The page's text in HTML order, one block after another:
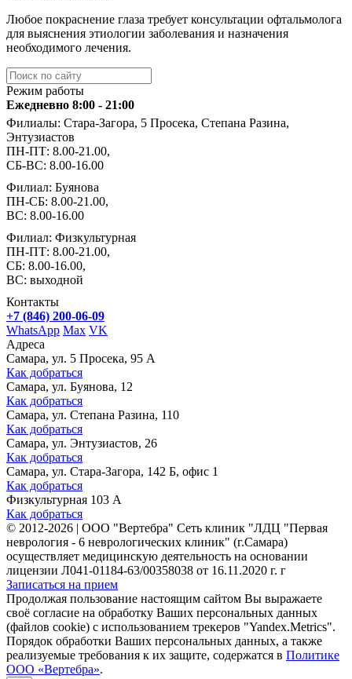
Любое покраснение глаза требует консультации офтальмолога
для выяснения этиологии заболевания и назначения
необходимого лечения.
Режим работы
Ежедневно 8:00 - 21:00
Филиалы: Стара-Загора, 5 Просека, Степана Разина,
Энтузиастов
ПН-ПТ: 8.00-21.00,
СБ-ВС: 8.00-16.00
Филиал: Буянова
ПН-СБ: 8.00-21.00,
ВС: 8.00-16.00
Филиал: Физкультурная
ПН-ПТ: 8.00-21.00,
СБ: 8.00-16.00,
ВС: выходной
Контакты
+7 (846) 200-06-09
WhatsApp Max VK
Адреса
Самара, ул. 5 Просека, 95 А
Как добраться
Самара, ул. Буянова, 12
Как добраться
Самара, ул. Степана Разина, 110
Как добраться
Самара, ул. Энтузиастов, 26
Как добраться
Самара, ул. Стара-Загора, 142 Б, офис 1
Как добраться
Физкультурная 103 А
Как добраться
© 2012-2026 | ООО "Вертебра" Сеть клиник "ЛДЦ "Первая
неврология - 6 неврологических клиник" (г.Самара)
осуществляет медицинскую деятельность на основании
лицензии Л041-01184-63/00358038 от 16.11.2020 г. г
Записаться на прием
Продолжая пользование настоящим сайтом Вы выражаете
своё согласие на обработку Ваших персональных данных
(файлов cookie) с использованием трекеров "Yandex.Metrics".
Порядок обработки Ваших персональных данных, а также
реализуемые требования к их защите, содержатся в Политике
ООО «Вертебра».